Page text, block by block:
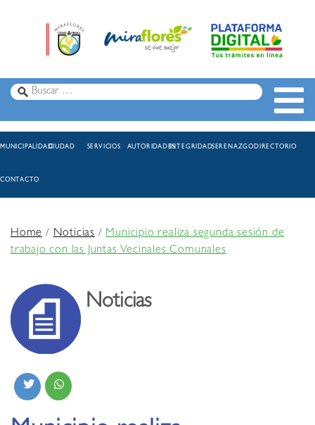
MUNICIPALIDADCIUDAD SERVICIOS AUTORIDADESINTEGRIDADSERENAZGODIRECTORIO
CONTACTO
Home/Noticias /Municipio realiza segunda sesión de
trabajo con las Juntas Vecinales Comunales
Noticias